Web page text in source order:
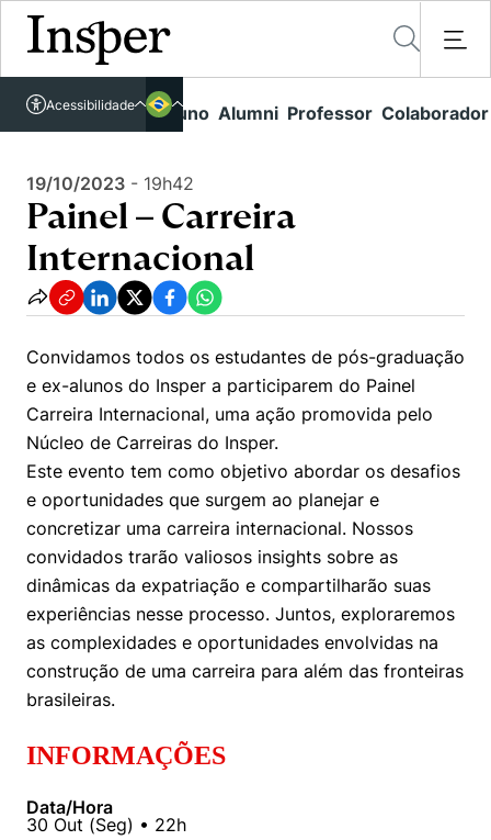
Links rápidos Aluno Alumni Professor Colaborador
Acessibilidade
Acessível em libras
Vestibular
Graduação
Todas as Engenharias
Engenharia de Computação
Engenharia Mecânica
Engenharia Mecatrônica
Pós-Graduação
Economia
Educação Executiva
Busca por Áreas de Conhecimento
Quem Somos
Campus
Student Life
Núcleo de Carreiras
Hub de Inovação e Empreendedorismo
Como funciona
Prêmio Duda Ermírio de Moraes
Como funciona
Resolução Eficaz de Problemas
Oportunidade de Negócios
Women in Action
Sala de Imprensa
Comunidade Transforme
Missão
Lista de doadores
Pesquisa
Pesquisa no Insper
Centros de Conhecimento
Cátedras
Centro de Dados e IA
Biblioteca Telles
Repositório Institucional
Pesquisa na Graduação
Seminários Acadêmicos
Comitê de Ética em Pesquisa
Eventos
Newsletters
Notícias
Youtube
Instagram
Linkedin
Unidades Acadêmicas
Engenharia e Ciência da Computação
Corpo Docente
Busca por docentes
Áreas de Conhecimento
Prêmios de Excelência
Ensino e aprendizagem
Fale Conosco
Atendimento
Visite o Insper
Canal de Ética
Ouvidoria
Portal da Privacidade
Insper - Home Page\Agenda de Eventos - arquivo \
Painel – Carreira Internacional
19/10/2023 - 19h42
Painel – Carreira
Internacional
Convidamos todos os estudantes de pós-graduação
e ex-alunos do Insper a participarem do Painel
Carreira Internacional, uma ação promovida pelo
Núcleo de Carreiras do Insper.
Este evento tem como objetivo abordar os desafios
e oportunidades que surgem ao planejar e
concretizar uma carreira internacional. Nossos
convidados trarão valiosos insights sobre as
dinâmicas da expatriação e compartilharão suas
experiências nesse processo. Juntos, exploraremos
as complexidades e oportunidades envolvidas na
construção de uma carreira para além das fronteiras
brasileiras.
INFORMAÇÕES
Data/Hora
30 Out (Seg) • 22h